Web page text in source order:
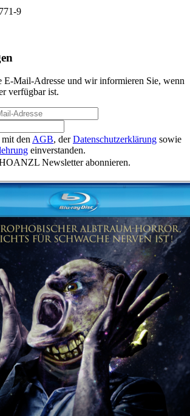
9
E-Mail-Adresse und wir informieren Sie, wenn
verfügbar ist.
den AGB, derDatenschutzerklärung sowie
einverstanden.
Newsletter abonnieren.